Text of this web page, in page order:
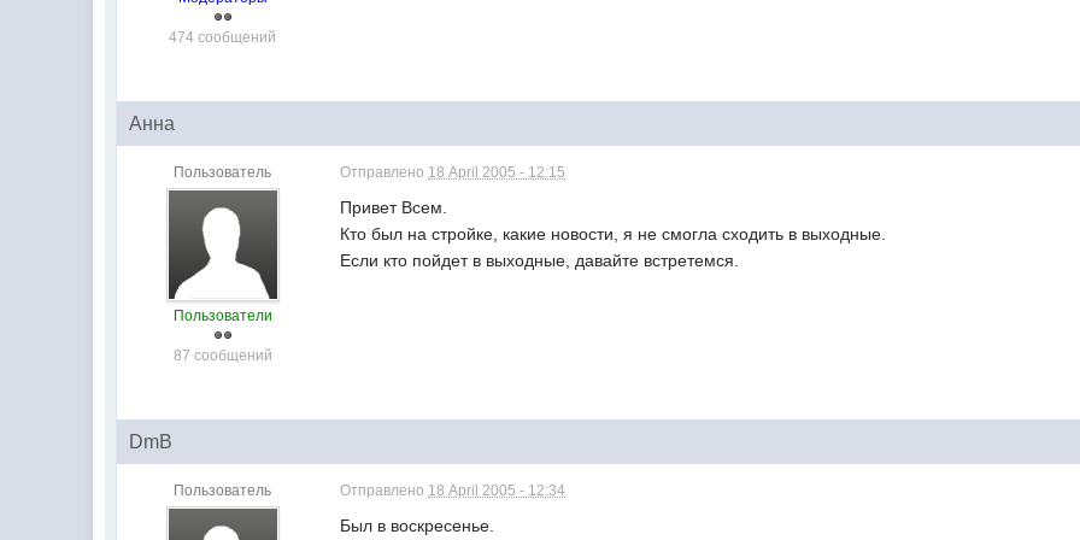
474 сообщений
Анна
Пользователь
Пользователи
87 сообщений
Отправлено 18 April 2005 - 12:15
Привет Всем.
Кто был на стройке, какие новости, я не смогла сходить в выходные.
Если кто пойдет в выходные, давайте встретемся.
DmB
Пользователь Отправлено 18 April 2005 - 12:34
Был в воскресенье.